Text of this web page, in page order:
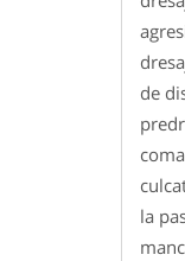
de
la